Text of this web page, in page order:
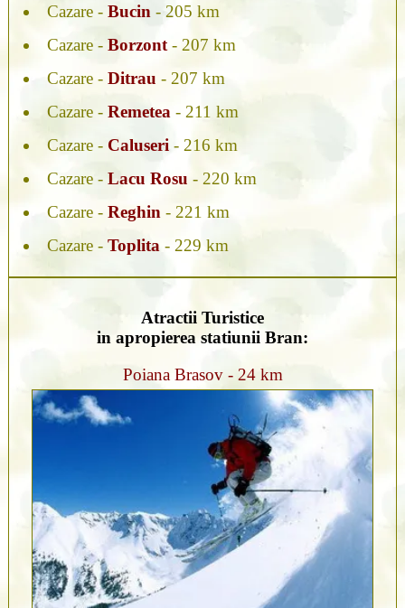
Cazare - Bucin - 205 km
Cazare - Borzont- 207 km
Cazare - Ditrau - 207 km
Cazare - Remetea - 211 km
Cazare - Caluseri- 216 km
Cazare - Lacu Rosu - 220 km
Cazare - Reghin - 221 km
Cazare - Toplita - 229 km
Atractii Turistice
in apropierea statiunii Bran:
Poiana Brasov - 24 km